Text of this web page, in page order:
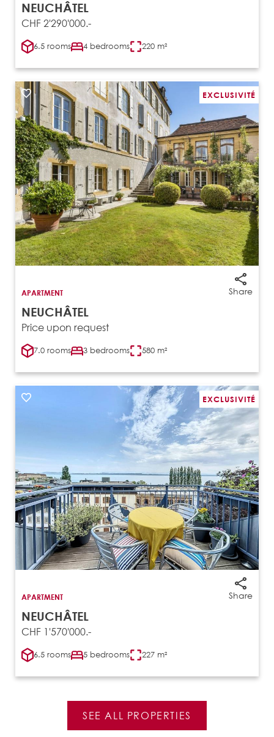
NEUCHÂTEL
CHF 2'290'000.-
6.5 rooms 4 bedrooms 220 m²
EXCLUSIVITÉ
Share
APARTMENT
NEUCHÂTEL
Price upon request
7.0 rooms 3 bedrooms 580 m²
EXCLUSIVITÉ
Share
APARTMENT
NEUCHÂTEL
CHF 1'570'000.-
6.5 rooms 5 bedrooms 227 m²
SEE ALL PROPERTIES